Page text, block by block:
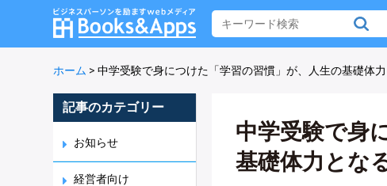
ホーム > 中学受験で身につけた「学習の習慣」が、人生の基礎体
記事のカテゴリー
お知らせ
経営者向け
中学受験で身
基礎体力とな